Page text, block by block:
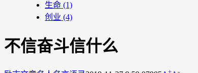
生命 (1)
创业 (4)
不信奋斗信什么